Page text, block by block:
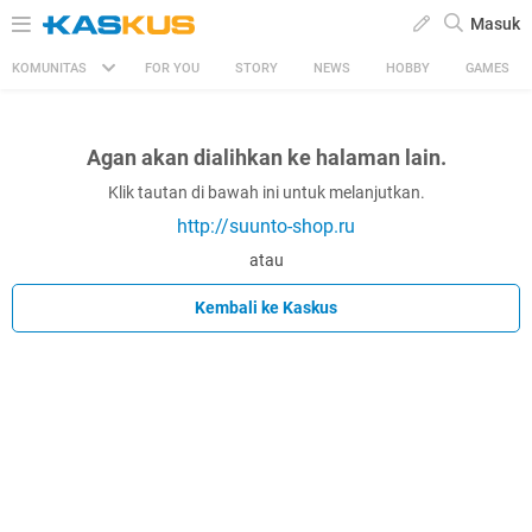
Masuk
KOMUNITAS FOR YOU STORY NEWS HOBBY GAMES
Agan akan dialihkan ke halaman lain.
Klik tautan di bawah ini untuk melanjutkan.
http://suunto-shop.ru
atau
Kembali ke Kaskus